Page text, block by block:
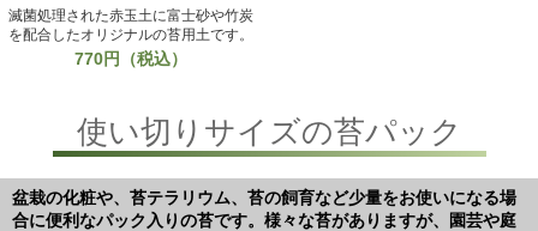
滅菌処理された赤玉土に富士砂や竹炭
を配合したオリジナルの苔用土です。
770円（税込）
使い切りサイズの苔パック
盆栽の化粧や、苔テラリウム、苔の飼育など少量をお使いになる場
合に便利なパック入りの苔です。様々な苔がありますが、園芸や庭